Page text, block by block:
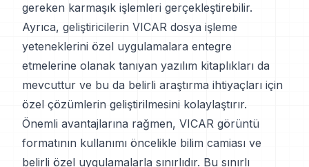
gereken karmaşık işlemleri gerçekleştirebilir.
Ayrıca, geliştiricilerin VICAR dosya işleme
yeteneklerini özel uygulamalara entegre
etmelerine olanak tanıyan yazılım kitaplıkları da
mevcuttur ve bu da belirli araştırma ihtiyaçları için
özel çözümlerin geliştirilmesini kolaylaştırır.
Önemli avantajlarına rağmen, VICAR görüntü
formatının kullanımı öncelikle bilim camiası ve
belirli özel uygulamalarla sınırlıdır. Bu sınırlı